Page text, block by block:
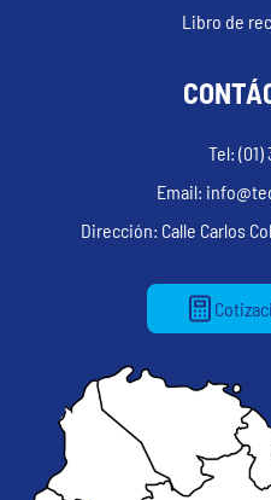
Libro de
Tel: (01)
Email:
Dirección: Calle Carlos